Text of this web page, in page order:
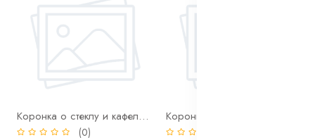
Коронка о стеклу и кафелю 25 мм Bohrer алмазная
(0)